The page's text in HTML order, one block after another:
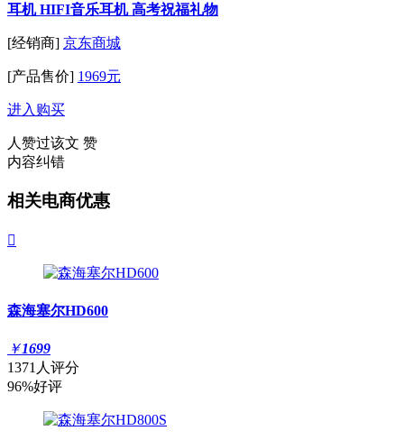
耳机 HIFI音乐耳机 高考祝福礼物
[经销商] 京东商城
[产品售价] 1969元
进入购买
人赞过该文 赞
内容纠错
相关电商优惠

森海塞尔HD600
￥1699
1371人评分
96%好评